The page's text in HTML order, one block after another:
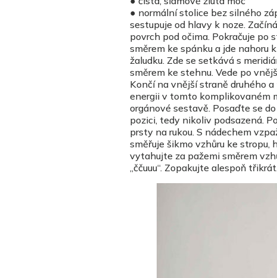
● normální stolice bez silného
sestupuje od hlavy k noze.
povrch pod očima. Pokračuje po
směrem ke spánku a jde nahoru
žaludku. Zde se setkává s
směrem ke stehnu. Vede po
Končí na vnější straně druhého
energii v tomto komplikovaném
orgánové sestavě. Posaďte se
pozici, tedy nikoliv podsazená.
prsty na rukou. S nádechem
směřuje šikmo vzhůru ke stropu,
vytahujte za pažemi směrem
„ččuuu“. Zopakujte alespoň